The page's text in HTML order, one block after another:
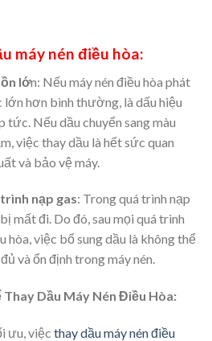
máy nén điều hòa:
lớn: Nếu máy nén điều hòa phát
hơn bình thường, là dấu hiệu
tức. Nếu dầu chuyển sang màu
việc thay dầu là hết sức quan
và bảo vệ máy.
nạp gas: Trong quá trình nạp
mất đi. Do đó, sau mọi quá trình
hòa, việc bổ sung dầu là không thể
và ổn định trong máy nén.
Dầu Máy Nén Điều Hòa:
ưu, việc thay dầu máy nén điều